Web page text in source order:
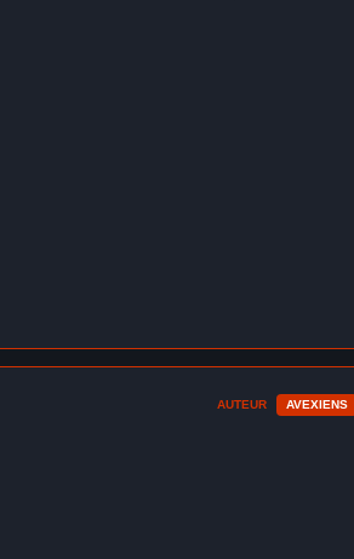
AUTEUR AVEXIENS